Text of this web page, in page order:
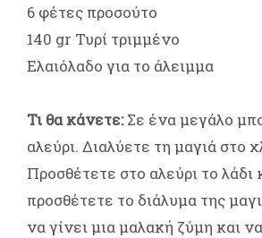
6 φέτες προσούτο
140 gr Τυρί τριμμένο
Ελαιόλαδο για το άλειμμα
Τι θα κάνετε:Σε ένα μεγάλο
αλεύρι. Διαλύετε τη μαγιά στο
Προσθέτετε στο αλεύρι το λάδι
προσθέτετε το διάλυμα της
να γίνει μια μαλακή ζύμη και